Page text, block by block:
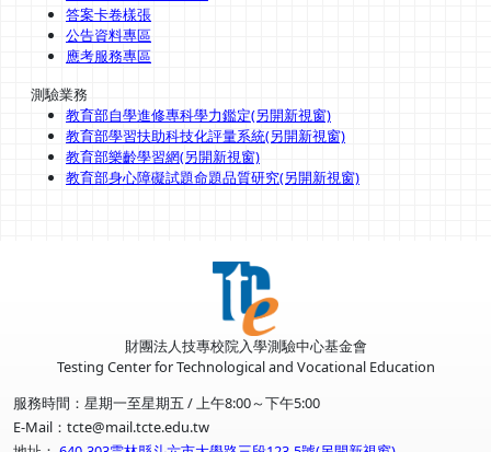
答案卡卷樣張
公告資料專區
應考服務專區
測驗業務
教育部自學進修專科學力鑑定(另開新視窗)
教育部學習扶助科技化評量系統(另開新視窗)
教育部樂齡學習網(另開新視窗)
教育部身心障礙試題命題品質研究(另開新視窗)
財團法人技專校院入學測驗中心基金會
Testing Center for Technological and Vocational Education
服務時間：星期一至星期五 / 上午8:00～下午5:00
E-Mail：tcte@mail.tcte.edu.tw